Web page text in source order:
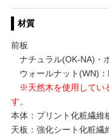
材質
前板
ナチュラル(OK-NA)・
ウォールナット(WN)：
※天然木を使用してい
す。
本体：プリント化粧繊維
天板：強化シート化粧繊